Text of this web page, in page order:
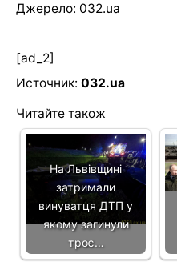
Джерело: 032.ua
[ad_2]
Источник: 032.ua
Читайте також
На Львівщині
затримали
винуватця ДТП у
якому загинули
троє…